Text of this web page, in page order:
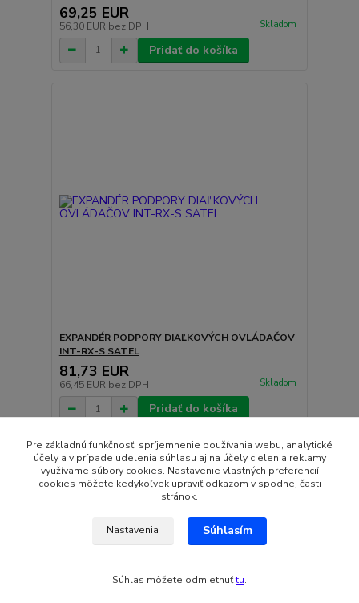
69,25 EUR
56,30 EUR bez DPH Skladom
Pridať do košíka
EXPANDÉR PODPORY DIAĽKOVÝCH OVLÁDAČOV
INT-RX-S SATEL
81,73 EUR
66,45 EUR bez DPH Skladom
Pridať do košíka
strana z 1
Pre základnú funkčnosť, spríjemnenie používania webu, analytické
účely a v prípade udelenia súhlasu aj na účely cielenia reklamy
využívame súbory cookies. Nastavenie vlastných preferencií
cookies môžete kedykoľvek upraviť odkazom v spodnej časti
stránok.
Nastavenia Súhlasím
Súhlas môžete odmietnuťtu.